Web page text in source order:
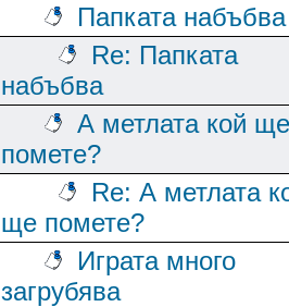
Папката набъбва
Re: Папката
набъбва
А метлата кой ще
помете?
Re: А метлата
ще помете?
Играта много
загрубява